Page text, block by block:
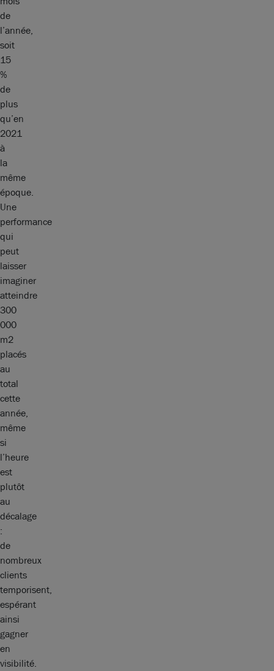
de
l’année,
soit
15
%
de
plus
qu’en
2021
à
la
même
époque.
Une
performance
qui
peut
laisser
imaginer
atteindre
300
000
m2
placés
au
total
cette
année,
même
si
l’heure
est
plutôt
au
décalage
:
de
nombreux
clients
temporisent,
espérant
ainsi
gagner
en
visibilité.